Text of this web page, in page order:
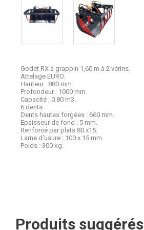
Godet RX à grappin 1,60 m à 2 vérins.
Attelage EURO.
Hauteur : 880 mm.
Profondeur : 1000 mm.
Capacité : 0.80 m3.
6 dents.
Dents hautes forgées : 660 mm.
Epaisseur de fond : 5 mm.
Renforcé par plats 80 x15.
Lame d'usure : 100 x 15 mm.
Poids : 300 kg.
Produits suggérés